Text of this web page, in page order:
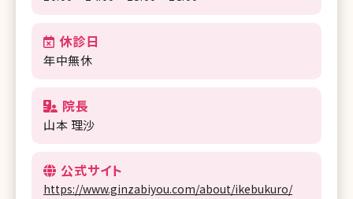
休診日
年中無休
院長
山本 理沙
公式サイト
https://www.ginzabiyou.com/about/ikebukuro/